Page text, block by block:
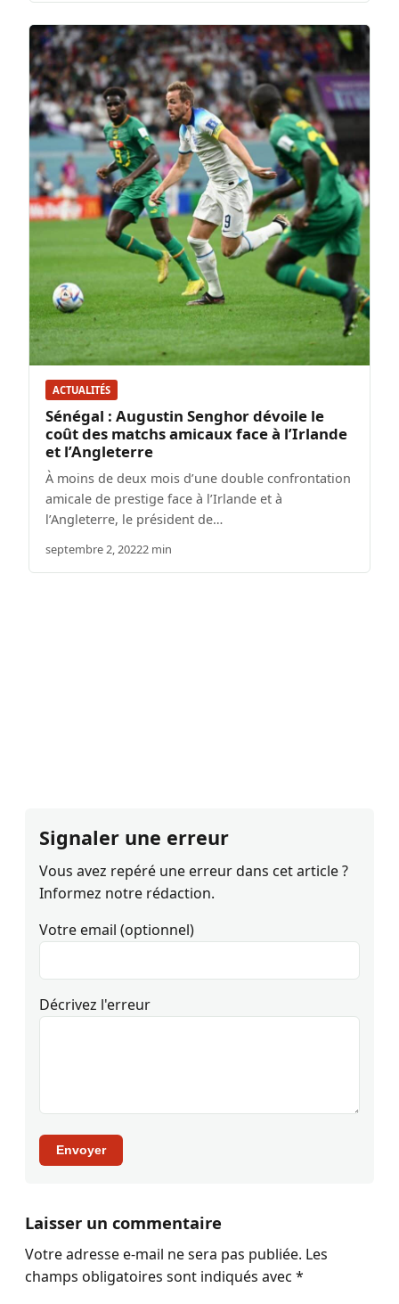
ACTUALITÉS
Sénégal : Augustin Senghor dévoile le
coût des matchs amicaux face à l’Irlande
et l’Angleterre
À moins de deux mois d’une double confrontation
amicale de prestige face à l’Irlande et à
l’Angleterre, le président de…
septembre 2, 20222 min
Signaler une erreur
Vous avez repéré une erreur dans cet article ?
Informez notre rédaction.
Votre email (optionnel)
Décrivez l'erreur
Envoyer
Laisser un commentaire
Votre adresse e-mail ne sera pas publiée. Les
champs obligatoires sont indiqués avec *